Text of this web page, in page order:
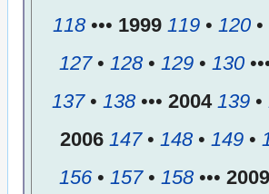
118••• 1999 119• 120•
127• 128• 129• 130
137• 138••• 2004 139•
2006 147• 148• 149•
156• 157• 158••• 2009